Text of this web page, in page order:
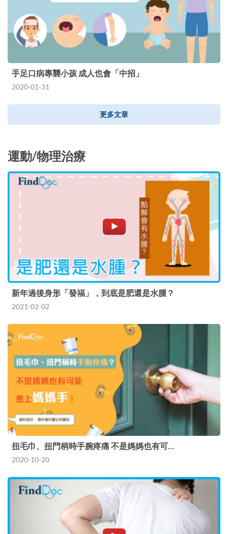
手足口病專襲小孩 成人也會「中招」
2020-01-31
更多文章
運動/物理治療
新年過後身形「發福」，到底是肥還是水腫？
2021-02-02
扭毛巾、扭門柄時手腕疼痛 不是媽媽也有可…
2020-10-20